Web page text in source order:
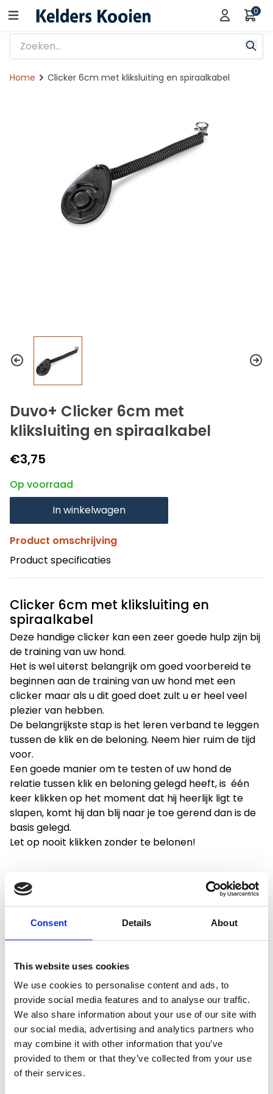
Consent Details About
This website uses cookies
We use cookies to personalise content and ads, to
provide social media features and to analyse our traffic.
We also share information about your use of our site with
our social media, advertising and analytics partners who
may combine it with other information that you’ve
provided to them or that they’ve collected from your use
of their services.
0
Home Clicker 6cm met kliksluiting en spiraalkabel
Duvo+ Clicker 6cm met
kliksluiting en spiraalkabel
€3,75
Op voorraad
In winkelwagen
Product omschrijving
Product specificaties
Clicker 6cm met kliksluiting en
spiraalkabel
Deze handige clicker kan een zeer goede hulp zijn bij
de training van uw hond.
Het is wel uiterst belangrijk om goed voorbereid te
beginnen aan de training van uw hond met een
clicker maar als u dit goed doet zult u er heel veel
plezier van hebben.
De belangrijkste stap is het leren verband te leggen
tussen de klik en de beloning. Neem hier ruim de tijd
voor.
Een goede manier om te testen of uw hond de
relatie tussen klik en beloning gelegd heeft, is één
keer klikken op het moment dat hij heerlijk ligt te
slapen, komt hij dan blij naar je toe gerend dan is de
basis gelegd.
Let op nooit klikken zonder te belonen!
Productspecificaties
Gewicht
0.3 kg
Voorraad
6
Artikelcode
72388
EAN
4047059415399